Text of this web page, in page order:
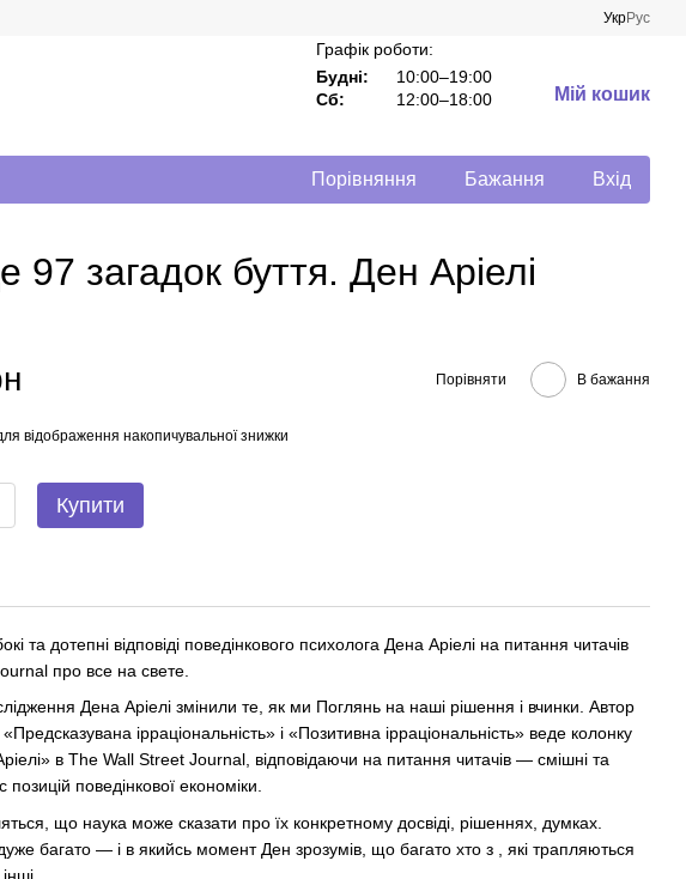
УкрРус
Графік роботи:
Будні:
10:00–19:00
Сб:
12:00–18:00 Мій кошик
Порівняння Бажання Вхід
загадок буття. Ден Аріелі
Порівняти В бажання
відображення накопичувальної знижки
Купити
та дотепні відповіді поведінкового психолога Дена Аріелі на питання читачів
про все на свете.
Дена Аріелі змінили те, як ми Поглянь на наші рішення і вчинки. Автор
ірраціональність» і «Позитивна ірраціональність» веде колонку
в The Wall Street Journal, відповідаючи на питання читачів — смішні та
позицій поведінкової економіки.
що наука може сказати про їх конкретному досвіді, рішеннях, думках.
багато — і в якийсь момент Ден зрозумів, що багато хто з , які трапляються